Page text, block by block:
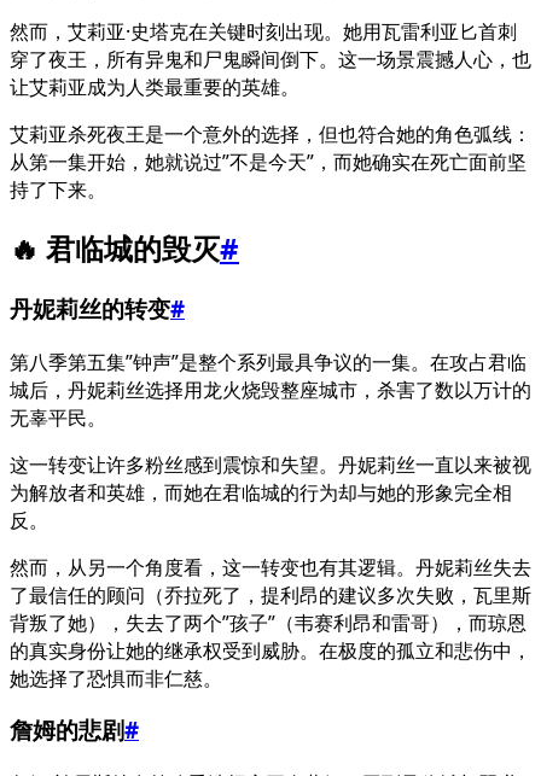
然而，艾莉亚·史塔克在关键时刻出现。她用瓦雷利亚匕首刺
穿了夜王，所有异鬼和尸鬼瞬间倒下。这一场景震撼人心，也
让艾莉亚成为人类最重要的英雄。
艾莉亚杀死夜王是一个意外的选择，但也符合她的角色弧线：
从第一集开始，她就说过”不是今天”，而她确实在死亡面前坚
持了下来。
🔥 君临城的毁灭#
丹妮莉丝的转变#
第八季第五集”钟声”是整个系列最具争议的一集。在攻占君临
城后，丹妮莉丝选择用龙火烧毁整座城市，杀害了数以万计的
无辜平民。
这一转变让许多粉丝感到震惊和失望。丹妮莉丝一直以来被视
为解放者和英雄，而她在君临城的行为却与她的形象完全相
反。
然而，从另一个角度看，这一转变也有其逻辑。丹妮莉丝失去
了最信任的顾问（乔拉死了，提利昂的建议多次失败，瓦里斯
背叛了她），失去了两个”孩子”（韦赛利昂和雷哥），而琼恩
的真实身份让她的继承权受到威胁。在极度的孤立和悲伤中，
她选择了恐惧而非仁慈。
詹姆的悲剧#